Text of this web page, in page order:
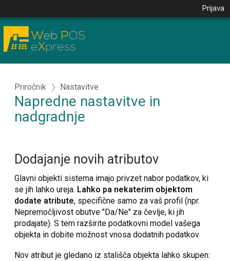
Prijava
Priročnik Nastavitve
Napredne nastavitve in
nadgradnje
Dodajanje novih atributov
Glavni objekti sistema imajo privzet nabor podatkov, ki
se jih lahko ureja. Lahko pa nekaterim objektom
dodate atribute, specifične samo za vaš profil (npr.
Nepremočljivost obutve "Da/Ne" za čevlje, ki jih
prodajate). S tem razširite podatkovni model vašega
objekta in dobite možnost vnosa dodatnih podatkov.
Nov atribut je gledano iz stališča objekta lahko skupen: